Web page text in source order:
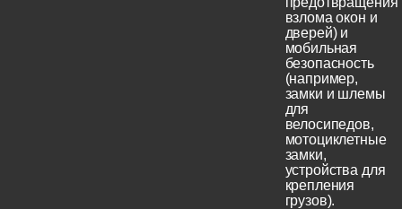
взлома окон и
дверей) и
мобильная
безопасность
(например,
замки и шлемы
для
велосипедов,
мотоциклетные
замки,
устройства для
крепления
грузов).